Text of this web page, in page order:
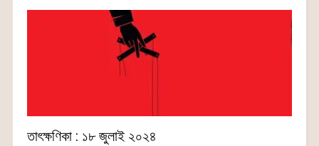
তাৎক্ষণিকা : ১৮ জুলাই ২০২৪